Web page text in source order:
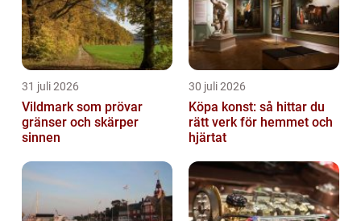
31 juli 2026
Vildmark som prövar
gränser och skärper
sinnen
30 juli 2026
Köpa konst: så hittar du
rätt verk för hemmet och
hjärtat